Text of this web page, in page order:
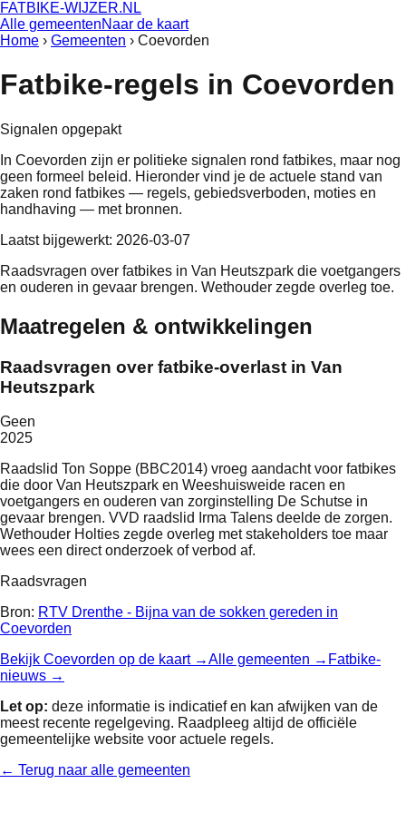
FATBIKE-WIJZER.NL
Alle gemeentenNaar de kaart
Home › Gemeenten › Coevorden
Fatbike-regels in Coevorden
Signalen opgepakt
In Coevorden zijn er politieke signalen rond fatbikes, maar nog
geen formeel beleid. Hieronder vind je de actuele stand van
zaken rond fatbikes — regels, gebiedsverboden, moties en
handhaving — met bronnen.
Laatst bijgewerkt: 2026-03-07
Raadsvragen over fatbikes in Van Heutszpark die voetgangers
en ouderen in gevaar brengen. Wethouder zegde overleg toe.
Maatregelen & ontwikkelingen
Raadsvragen over fatbike-overlast in Van
Heutszpark
Geen
2025
Raadslid Ton Soppe (BBC2014) vroeg aandacht voor fatbikes
die door Van Heutszpark en Weeshuisweide racen en
voetgangers en ouderen van zorginstelling De Schutse in
gevaar brengen. VVD raadslid Irma Talens deelde de zorgen.
Wethouder Holties zegde overleg met stakeholders toe maar
wees een direct onderzoek of verbod af.
Raadsvragen
Bron: RTV Drenthe - Bijna van de sokken gereden in
Coevorden
Bekijk Coevorden op de kaart →Alle gemeenten → Fatbike-
nieuws →
Let op: deze informatie is indicatief en kan afwijken van de
meest recente regelgeving. Raadpleeg altijd de officiële
gemeentelijke website voor actuele regels.
← Terug naar alle gemeenten